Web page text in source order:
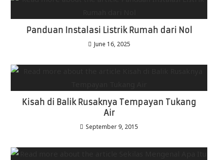
Panduan Instalasi Listrik Rumah dari Nol
June 16, 2025
Kisah di Balik Rusaknya Tempayan Tukang
Air
September 9, 2015